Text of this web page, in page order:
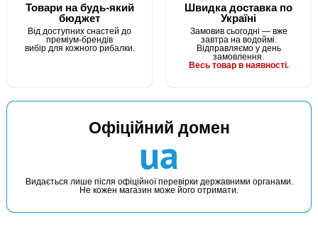
Товари на будь-який
бюджет
Від доступних снастей до
преміум-брендів
вибір для кожного рибалки.
Швидка доставка по
Україні
Замовив сьогодні — вже
завтра на водоймі.
Відправляємо у день
замовлення.
Весь товар в наявності.
Офіційний домен
ua
Видається лише після офіційної перевірки державними органами.
Не кожен магазин може його отримати.